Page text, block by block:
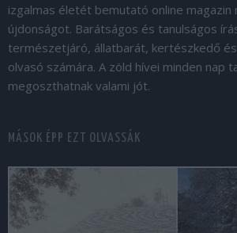
izgalmas életét bemutató online magazin
újdonságot. Barátságos és tanulságos
természetjáró, állatbarát, kertészkedő
olvasó számára. A zöld hívei minden nap
megoszthatnak valami jót.
MÁSOK ÉPP EZT OLVASSÁK